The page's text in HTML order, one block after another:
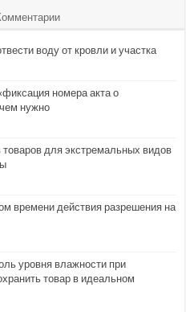
воду от кровли и участка
номера акта о
нужно
товаров для экстремальных видов
времени действия разрешения на
уровня влажности при
товар в идеальном